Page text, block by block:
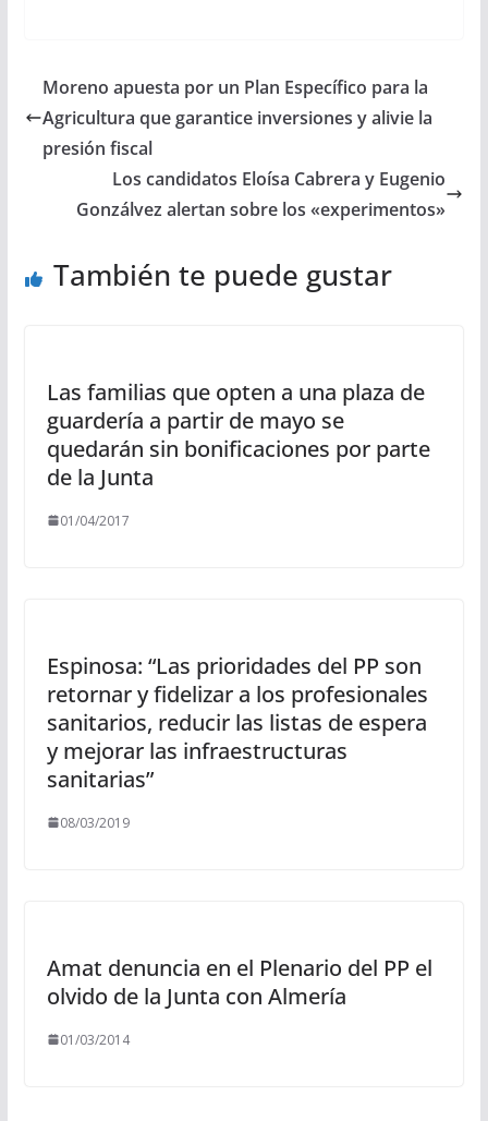
Moreno apuesta por un Plan Específico para la
Agricultura que garantice inversiones y alivie la
presión fiscal
Los candidatos Eloísa Cabrera y Eugenio
Gonzálvez alertan sobre los «experimentos»
También te puede gustar
Las familias que opten a una plaza de
guardería a partir de mayo se
quedarán sin bonificaciones por parte
de la Junta
01/04/2017
Espinosa: “Las prioridades del PP son
retornar y fidelizar a los profesionales
sanitarios, reducir las listas de espera
y mejorar las infraestructuras
sanitarias”
08/03/2019
Amat denuncia en el Plenario del PP el
olvido de la Junta con Almería
01/03/2014